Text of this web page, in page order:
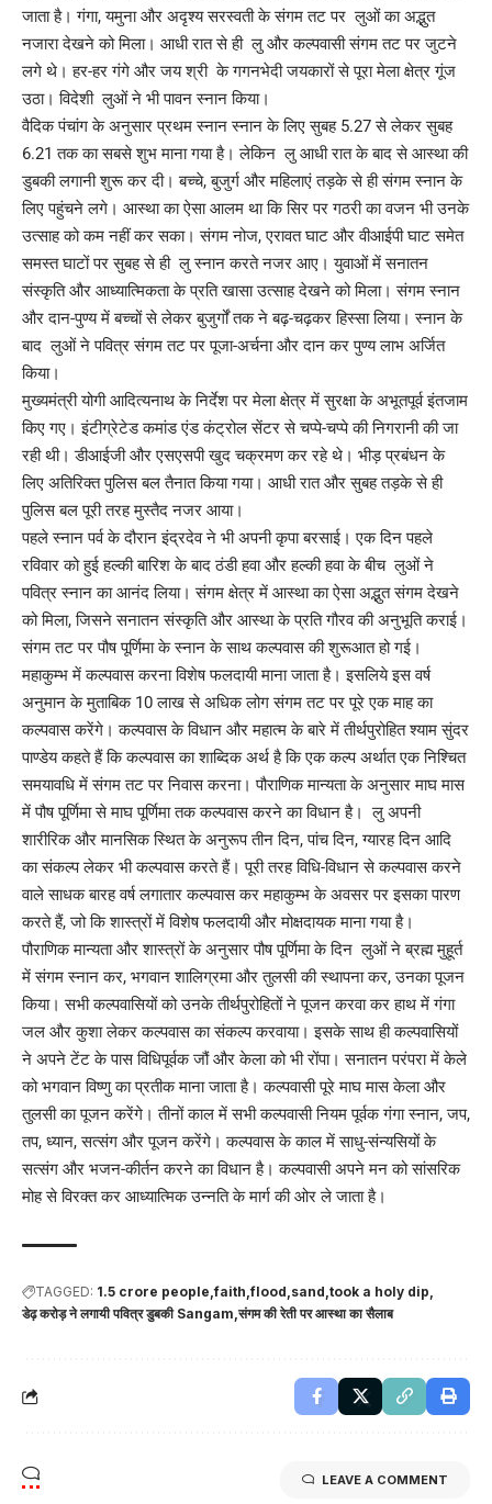
जाता है। गंगा, यमुना और अदृश्य सरस्वती के संगम तट पर लुओं का अद्भुत
नजारा देखने को मिला। आधी रात से ही लु और कल्पवासी संगम तट पर जुटने
लगे थे। हर-हर गंगे और जय श्री के गगनभेदी जयकारों से पूरा मेला क्षेत्र गूंज
उठा। विदेशी लुओं ने भी पावन स्नान किया।
वैदिक पंचांग के अनुसार प्रथम स्नान स्नान के लिए सुबह 5.27 से लेकर सुबह
6.21 तक का सबसे शुभ माना गया है। लेकिन लु आधी रात के बाद से आस्था की
डुबकी लगानी शुरू कर दी। बच्चे, बुजुर्ग और महिलाएं तड़के से ही संगम स्नान के
लिए पहुंचने लगे। आस्था का ऐसा आलम था कि सिर पर गठरी का वजन भी उनके
उत्साह को कम नहीं कर सका। संगम नोज, एरावत घाट और वीआईपी घाट समेत
समस्त घाटों पर सुबह से ही लु स्नान करते नजर आए। युवाओं में सनातन
संस्कृति और आध्यात्मिकता के प्रति खासा उत्साह देखने को मिला। संगम स्नान
और दान-पुण्य में बच्चों से लेकर बुजुर्गों तक ने बढ़-चढ़कर हिस्सा लिया। स्नान के
बाद लुओं ने पवित्र संगम तट पर पूजा-अर्चना और दान कर पुण्य लाभ अर्जित
किया।
मुख्यमंत्री योगी आदित्यनाथ के निर्देश पर मेला क्षेत्र में सुरक्षा के अभूतपूर्व इंतजाम
किए गए। इंटीग्रेटेड कमांड एंड कंट्रोल सेंटर से चप्पे-चप्पे की निगरानी की जा
रही थी। डीआईजी और एसएसपी खुद चक्रमण कर रहे थे। भीड़ प्रबंधन के
लिए अतिरिक्त पुलिस बल तैनात किया गया। आधी रात और सुबह तड़के से ही
पुलिस बल पूरी तरह मुस्तैद नजर आया।
पहले स्नान पर्व के दौरान इंद्रदेव ने भी अपनी कृपा बरसाई। एक दिन पहले
रविवार को हुई हल्की बारिश के बाद ठंडी हवा और हल्की हवा के बीच लुओं ने
पवित्र स्नान का आनंद लिया। संगम क्षेत्र में आस्था का ऐसा अद्भुत संगम देखने
को मिला, जिसने सनातन संस्कृति और आस्था के प्रति गौरव की अनुभूति कराई।
संगम तट पर पौष पूर्णिमा के स्नान के साथ कल्पवास की शुरूआत हो गई।
महाकुम्भ में कल्पवास करना विशेष फलदायी माना जाता है। इसलिये इस वर्ष
अनुमान के मुताबिक 10 लाख से अधिक लोग संगम तट पर पूरे एक माह का
कल्पवास करेंगे। कल्पवास के विधान और महात्म के बारे में तीर्थपुरोहित श्याम सुंदर
पाण्डेय कहते हैं कि कल्पवास का शाब्दिक अर्थ है कि एक कल्प अर्थात एक निश्चित
समयावधि में संगम तट पर निवास करना। पौराणिक मान्यता के अनुसार माघ मास
में पौष पूर्णिमा से माघ पूर्णिमा तक कल्पवास करने का विधान है। लु अपनी
शारीरिक और मानसिक स्थित के अनुरूप तीन दिन, पांच दिन, ग्यारह दिन आदि
का संकल्प लेकर भी कल्पवास करते हैं। पूरी तरह विधि-विधान से कल्पवास करने
वाले साधक बारह वर्ष लगातार कल्पवास कर महाकुम्भ के अवसर पर इसका पारण
करते हैं, जो कि शास्त्रों में विशेष फलदायी और मोक्षदायक माना गया है।
पौराणिक मान्यता और शास्त्रों के अनुसार पौष पूर्णिमा के दिन लुओं ने ब्रह्म मुहूर्त
में संगम स्नान कर, भगवान शालिग्रमा और तुलसी की स्थापना कर, उनका पूजन
किया। सभी कल्पवासियों को उनके तीर्थपुरोहितों ने पूजन करवा कर हाथ में गंगा
जल और कुशा लेकर कल्पवास का संकल्प करवाया। इसके साथ ही कल्पवासियों
ने अपने टेंट के पास विधिपूर्वक जौं और केला को भी रोंपा। सनातन परंपरा में केले
को भगवान विष्णु का प्रतीक माना जाता है। कल्पवासी पूरे माघ मास केला और
तुलसी का पूजन करेंगे। तीनों काल में सभी कल्पवासी नियम पूर्वक गंगा स्नान, जप,
तप, ध्यान, सत्संग और पूजन करेंगे। कल्पवास के काल में साधु-संन्यसियों के
सत्संग और भजन-कीर्तन करने का विधान है। कल्पवासी अपने मन को सांसरिक
मोह से विरक्त कर आध्यात्मिक उन्नति के मार्ग की ओर ले जाता है।
TAGGED: 1.5 crore people faith flood sand took a holy dip
डेढ़ करोड़ ने लगायी पवित्र डुबकी Sangam संगम की रेती पर आस्था का सैलाब
LEAVE A COMMENT